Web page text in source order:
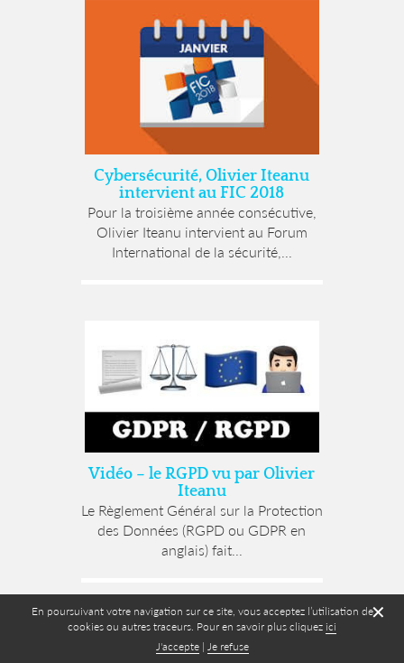
✕
En poursuivant votre navigation sur ce site, vous acceptez l’utilisation de
cookies ou autres traceurs. Pour en savoir plus cliquez ici
J'accepte| Je refuse
Cybersécurité, Olivier Iteanu
intervient au FIC 2018
Pour la troisième année consécutive,
Olivier Iteanu intervient au Forum
International de la sécurité,...
Vidéo – le RGPD vu par Olivier
Iteanu
Le Règlement Général sur la Protection
des Données (RGPD ou GDPR en
anglais) fait...